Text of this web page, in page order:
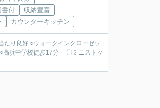
書付
収納豊富
カウンターキッチン
良好 ○ウォークインクローゼッ